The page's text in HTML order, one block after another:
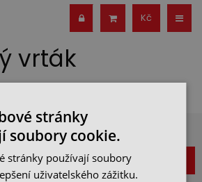
Kč
vrták
BÝT V OBRAZE?
ZAREGISTROVAT
stránky
soubory cookie.
stránky používají soubory
uživatelského zážitku.